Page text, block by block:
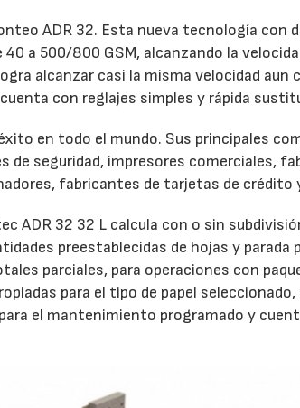
ADR 32. Esta nueva tecnología con
a 500/800 GSM, alcanzando la
alcanzar casi la misma velocidad
con reglajes simples y rápida
en todo el mundo. Sus principales
de seguridad, impresores comerciales,
fabricantes de tarjetas de crédito
ADR 32 32 L calcula con o sin
preestablecidas de hojas y parada
parciales, para operaciones con
para el tipo de papel
el mantenimiento programado y